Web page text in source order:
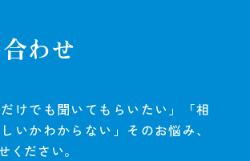
わせ
だけでも聞いてもらいたい」「相
いかわからない」そのお悩み、
ください。